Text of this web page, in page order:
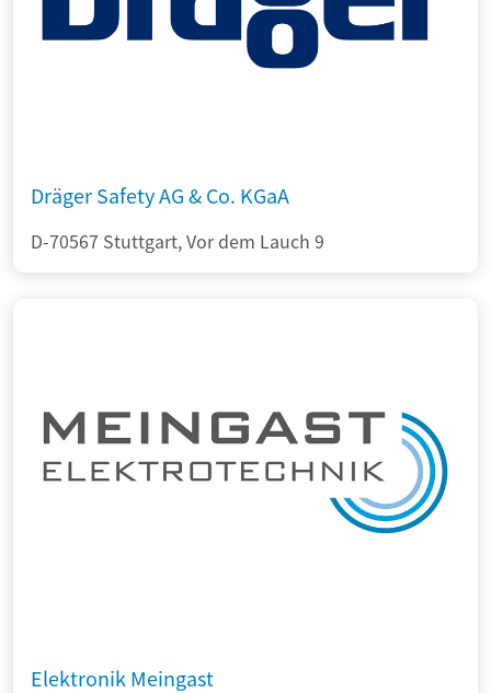
Dräger Safety AG & Co. KGaA
D-70567 Stuttgart, Vor dem Lauch 9
Elektronik Meingast